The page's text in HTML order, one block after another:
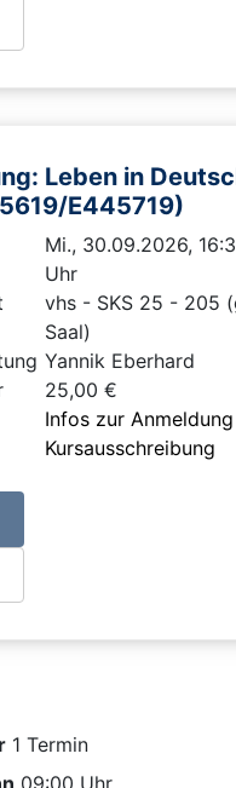
Leben in
E445719)
Mi., 30.09.2026,
Uhr
vhs - SKS 25 - 205
Saal)
Yannik Eberhard
25,00 €
Infos zur
Kursausschreibung
1 Termin